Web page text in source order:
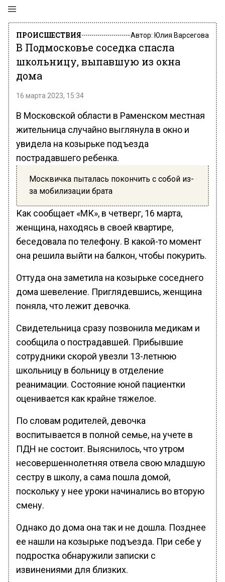
ПРОИСШЕСТВИЯ Автор: Юлия Варсегова
В Подмосковье соседка спасла
школьницу, выпавшую из окна
дома
16 марта 2023, 15:34
В Московской области в Раменском местная
жительница случайно выглянула в окно и
увидела на козырьке подъезда
пострадавшего ребенка.
Москвичка пыталась покончить с собой из-
за мобилизации брата
Как сообщает «МК», в четверг, 16 марта,
женщина, находясь в своей квартире,
беседовала по телефону. В какой-то момент
она решила выйти на балкон, чтобы покурить.
Оттуда она заметила на козырьке соседнего
дома шевеление. Приглядевшись, женщина
поняла, что лежит девочка.
Свидетельница сразу позвонила медикам и
сообщила о пострадавшей. Прибывшие
сотрудники скорой увезли 13-летнюю
школьницу в больницу в отделение
реанимации. Состояние юной пациентки
оценивается как крайне тяжелое.
По словам родителей, девочка
воспитывается в полной семье, на учете в
ПДН не состоит. Выяснилось, что утром
несовершеннолетняя отвела свою младшую
сестру в школу, а сама пошла домой,
поскольку у нее уроки начинались во вторую
смену.
Однако до дома она так и не дошла. Позднее
ее нашли на козырьке подъезда. При себе у
подростка обнаружили записки с
извинениями для близких.